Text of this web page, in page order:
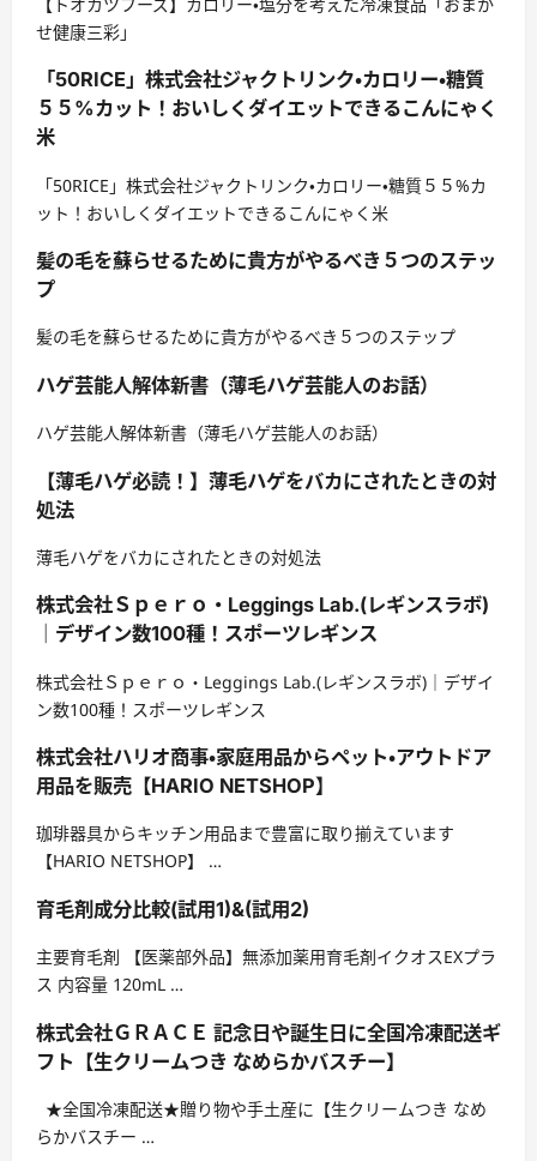
せ健康三彩」
「50RICE」株式会社ジャクトリンク・カロリー・糖質
５５%カット！おいしくダイエットできるこんにゃく
米
「50RICE」株式会社ジャクトリンク・カロリー・糖質５５%カ
ット！おいしくダイエットできるこんにゃく米
髪の毛を蘇らせるために貴方がやるべき５つのステッ
プ
髪の毛を蘇らせるために貴方がやるべき５つのステップ
ハゲ芸能人解体新書（薄毛ハゲ芸能人のお話）
ハゲ芸能人解体新書（薄毛ハゲ芸能人のお話）
【薄毛ハゲ必読！】薄毛ハゲをバカにされたときの対
処法
薄毛ハゲをバカにされたときの対処法
株式会社Ｓｐｅｒｏ・Leggings Lab.(レギンスラボ)
｜デザイン数100種！スポーツレギンス
株式会社Ｓｐｅｒｏ・Leggings Lab.(レギンスラボ)｜デザイ
ン数100種！スポーツレギンス
株式会社ハリオ商事・家庭用品からペット・アウトドア
用品を販売【HARIO NETSHOP】
珈琲器具からキッチン用品まで豊富に取り揃えています
【HARIO NETSHOP】 …
育毛剤成分比較(試用1)&(試用2)
主要育毛剤 【医薬部外品】無添加薬用育毛剤イクオスEXプラ
ス 内容量 120mL …
株式会社ＧＲＡＣＥ 記念日や誕生日に全国冷凍配送ギ
フト【生クリームつき なめらかバスチー】
★全国冷凍配送★贈り物や手土産に【生クリームつき なめ
らかバスチー …